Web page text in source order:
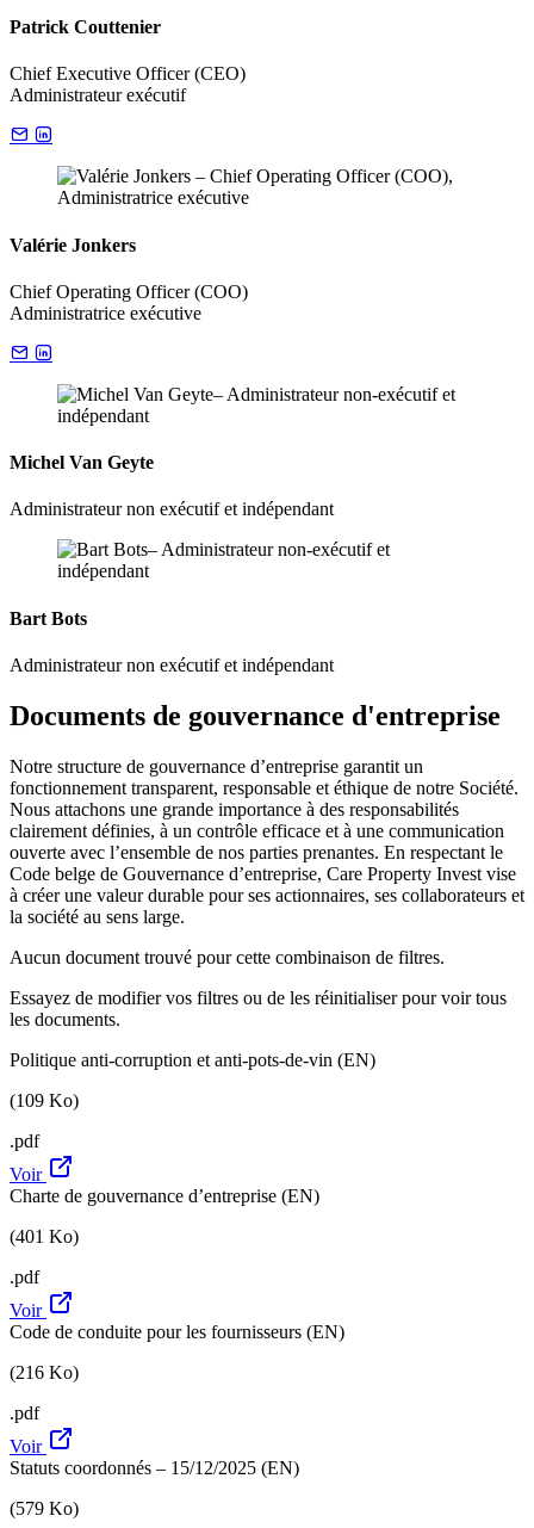
Patrick Couttenier
Chief Executive Officer (CEO)
Administrateur exécutif
Valérie Jonkers
Chief Operating Officer (COO)
Administratrice exécutive
Michel Van Geyte
Administrateur non exécutif et indépendant
Bart Bots
Administrateur non exécutif et indépendant
Documents de gouvernance d'entreprise
Notre structure de gouvernance d’entreprise garantit un
fonctionnement transparent, responsable et éthique de notre Société.
Nous attachons une grande importance à des responsabilités
clairement définies, à un contrôle efficace et à une communication
ouverte avec l’ensemble de nos parties prenantes. En respectant le
Code belge de Gouvernance d’entreprise, Care Property Invest vise
à créer une valeur durable pour ses actionnaires, ses collaborateurs et
la société au sens large.
Aucun document trouvé pour cette combinaison de filtres.
Essayez de modifier vos filtres ou de les réinitialiser pour voir tous
les documents.
Politique anti‑corruption et anti‑pots‑de‑vin (EN)
(109 Ko)
.pdf
Voir
Charte de gouvernance d’entreprise (EN)
(401 Ko)
.pdf
Voir
Code de conduite pour les fournisseurs (EN)
(216 Ko)
.pdf
Voir
Statuts coordonnés – 15/12/2025 (EN)
(579 Ko)